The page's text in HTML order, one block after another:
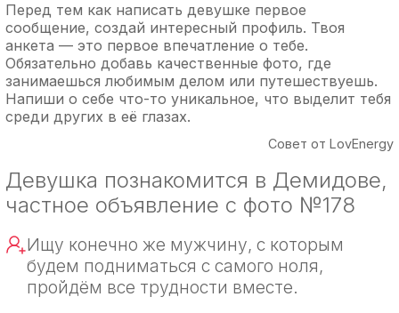
Перед тем как написать девушке первое
сообщение, создай интересный профиль. Твоя
анкета — это первое впечатление о тебе.
Обязательно добавь качественные фото, где
занимаешься любимым делом или путешествуешь.
Напиши о себе что-то уникальное, что выделит тебя
среди других в её глазах.
Совет от LovEnergy
Девушка познакомится в Демидове,
частное объявление с фото №178
Ищу конечно же мужчину, с которым
будем подниматься с самого ноля,
пройдём все трудности вместе.